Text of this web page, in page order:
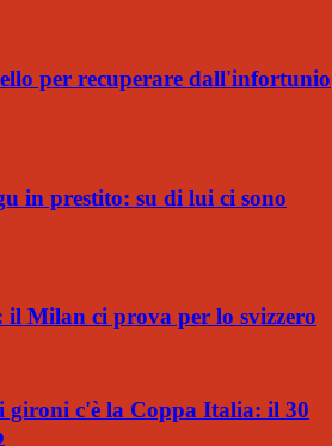
per recuperare dall'infortunio
in prestito: su di lui ci sono
il Milan ci prova per lo svizzero
c'è la Coppa Italia: il 30